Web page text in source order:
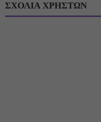
ΣΧΟΛΙΑ ΧΡΗΣΤΩΝ